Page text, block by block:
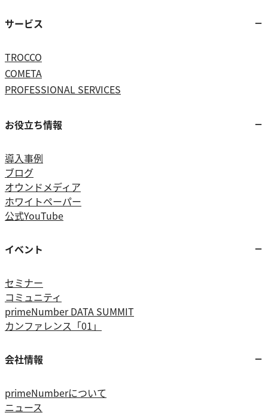
サービス
TROCCO
COMETA
PROFESSIONAL SERVICES
お役立ち情報
導入事例
ブログ
オウンドメディア
ホワイトペーパー
公式YouTube
イベント
セミナー
コミュニティ
primeNumber DATA SUMMIT
カンファレンス「01」
会社情報
primeNumberについて
ニュース